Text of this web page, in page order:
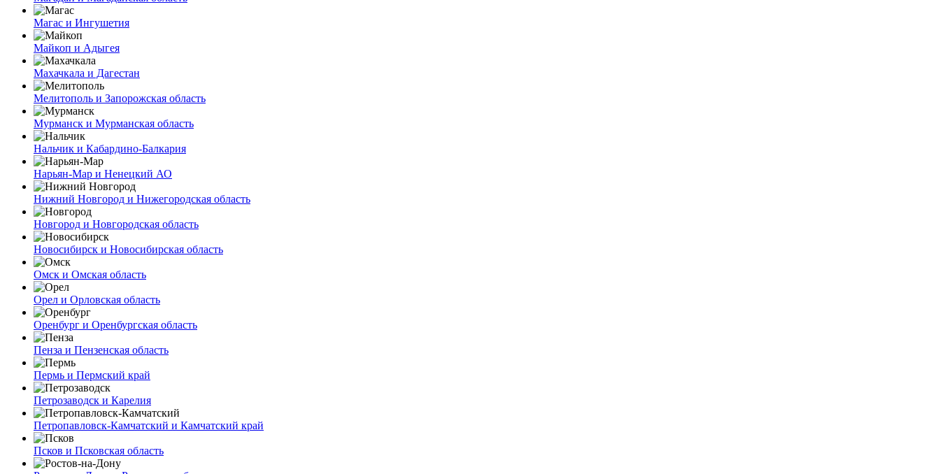
Магас и Ингушетия
Майкоп и Адыгея
Махачкала и Дагестан
Мелитополь и Запорожская область
Мурманск и Мурманская область
Нальчик и Кабардино-Балкария
Нарьян-Мар и Ненецкий АО
Нижний Новгород и Нижегородская область
Новгород и Новгородская область
Новосибирск и Новосибирская область
Омск и Омская область
Орел и Орловская область
Оренбург и Оренбургская область
Пенза и Пензенская область
Пермь и Пермский край
Петрозаводск и Карелия
Петропавловск-Камчатский и Камчатский край
Псков и Псковская область